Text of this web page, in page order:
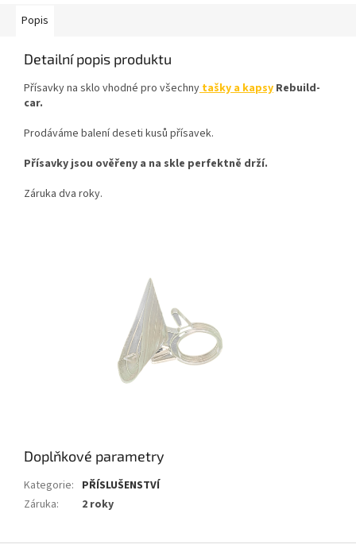
Popis
Detailní popis produktu
Přísavky na sklo vhodné pro všechnytašky a kapsy Rebuild-
car.
Prodáváme balení deseti kusů přísavek.
Přísavky jsou ověřeny a na skle perfektně drží.
Záruka dva roky.
Doplňkové parametry
Kategorie: PŘÍSLUŠENSTVÍ
Záruka: 2 roky